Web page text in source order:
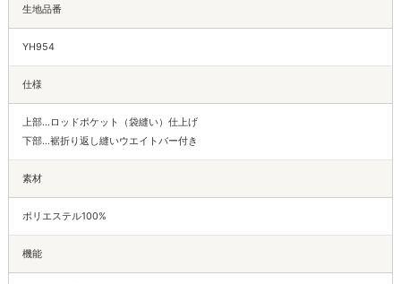
生地品番
YH954
仕様
上部…ロッドポケット（袋縫い）仕上げ
下部…裾折り返し縫いウエイトバー付き
素材
ポリエステル100%
機能